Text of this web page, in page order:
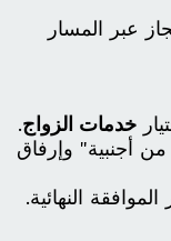
عبر المسار
خدمات الزواج.
أجنبية" وإرفاق
النهائية.